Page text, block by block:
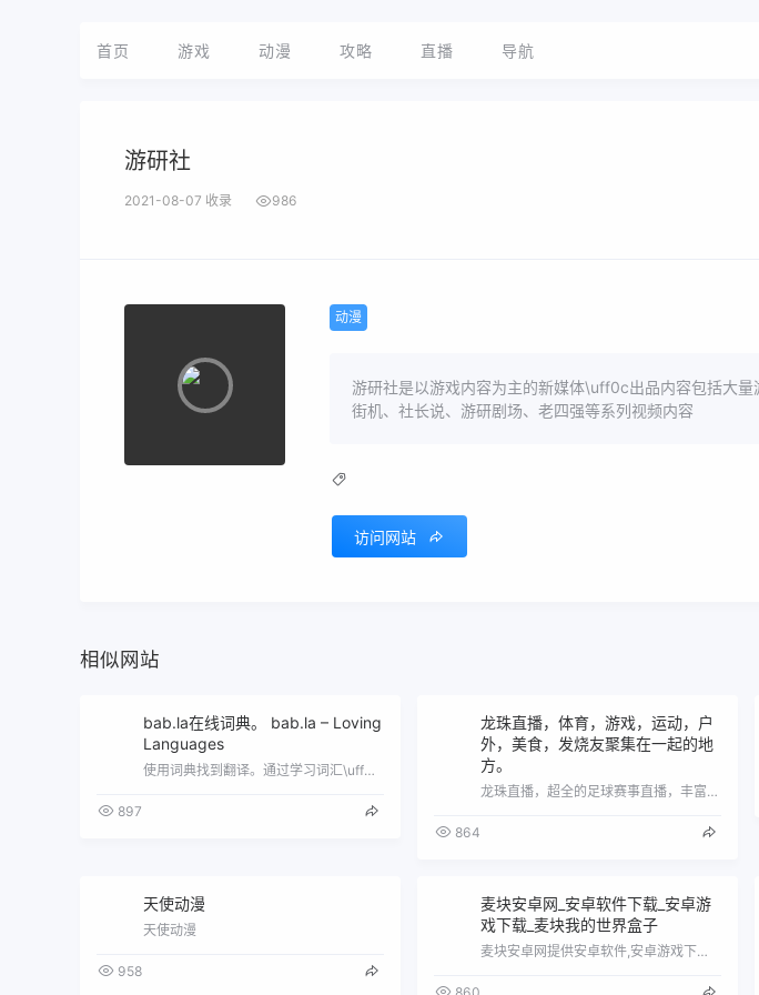
首页 游戏 动漫 攻略 直播 导航
游研社
2021-08-07 收录 986
动漫
游研社是以游戏内容为主的新媒体\uff0c出品内容包括大
街机、社长说、游研剧场、老四强等系列视频内容
访问网站
相似网站
bab.la在线词典。 bab.la – Loving
Languages
使用词典找到翻译。通过学习词汇\uff0c免费的游戏和测试\uff0c享受学习语言的乐趣吧.
897
龙珠直播，体育，游戏，运动，户
外，美食，发烧友聚集在一起的地
方。
龙珠直播，超全的足球赛事直播，丰富的游戏，运动，美食视频直播互动平台，提供世界杯，欧洲杯，美洲杯，中超，传奇世界私服，新开传奇私服，…
864
天使动漫
天使动漫
958
麦块安卓网_安卓软件下载_安卓游
戏下载_麦块我的世界盒子
麦块安卓网提供安卓软件,安卓游戏下载，还有麦块我的世界盒子,能下各种版本的游戏,mod,材质包,存档,并且能与玩家一起联网进行游戏.